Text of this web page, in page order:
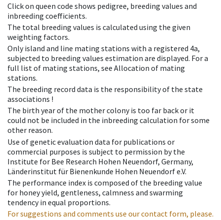
Click on queen code shows pedigree, breeding values and
inbreeding coefficients.
The total breeding values is calculated using the given
weighting factors.
Only island and line mating stations with a registered 4a,
subjected to breeding values estimation are displayed. For a
full list of mating stations, see Allocation of mating
stations.
The breeding record data is the responsibility of the state
associations !
The birth year of the mother colony is too far back or it
could not be included in the inbreeding calculation for some
other reason.
Use of genetic evaluation data for publications or
commercial purposes is subject to permission by the
Institute for Bee Research Hohen Neuendorf, Germany,
Länderinstitut für Bienenkunde Hohen Neuendorf e.V.
The performance index is composed of the breeding value
for honey yield, gentleness, calmness and swarming
tendency in equal proportions.
For suggestions and comments use our contact form, please.